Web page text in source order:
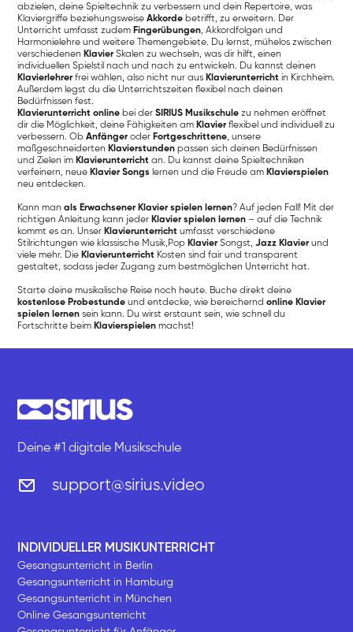
abzielen, deine Spieltechnik zu verbessern und dein Repertoire, was
Klaviergriffe beziehungsweiseAkkorde betrifft, zu erweitern. Der
Unterricht umfasst zudem Fingerübungen, Akkordfolgen und
Harmonielehre und weitere Themengebiete. Du lernst, mühelos zwischen
verschiedenen Klavier Skalen zu wechseln, was dir hilft, einen
individuellen Spielstil nach und nach zu entwickeln. Du kannst deinen
Klavierlehrer frei wählen, also nicht nur aus Klavierunterricht in Kirchheim.
Außerdem legst du die Unterrichtszeiten flexibel nach deinen
Bedürfnissen fest.
Klavierunterricht online bei derSIRIUS Musikschule zu nehmen eröffnet
dir die Möglichkeit, deine Fähigkeiten am Klavier flexibel und individuell zu
verbessern. ObAnfänger oder Fortgeschrittene, unsere
maßgeschneiderten Klavierstunden passen sich deinen Bedürfnissen
und Zielen im Klavierunterricht an. Du kannst deine Spieltechniken
verfeinern, neue Klavier Songs lernen und die Freude am Klavierspielen
neu entdecken.
Kann manals Erwachsener Klavier spielen lernen? Auf jeden Fall! Mit der
richtigen Anleitung kann jeder Klavier spielen lernen – auf die Technik
kommt es an. Unser Klavierunterricht umfasst verschiedene
Stilrichtungen wie klassische Musik,Pop Klavier Songst,Jazz Klavier und
viele mehr. Die Klavierunterricht Kosten sind fair und transparent
gestaltet, sodass jeder Zugang zum bestmöglichen Unterricht hat.
Starte deine musikalische Reise noch heute. Buche direkt deine
kostenlose Probestunde und entdecke, wie bereicherndonline Klavier
spielen lernen sein kann. Du wirst erstaunt sein, wie schnell du
Fortschritte beim Klavierspielen machst!
Deine #1 digitale Musikschule
support@sirius.video
INDIVIDUELLER MUSIKUNTERRICHT
Gesangsunterricht in Berlin
Gesangsunterricht in Hamburg
Gesangsunterricht in München
Online Gesangsunterricht